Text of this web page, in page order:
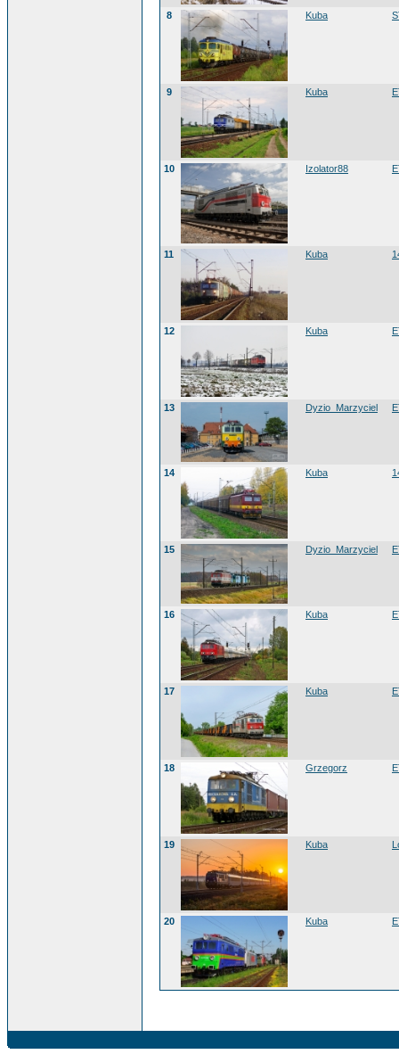
8 Kuba
9 Kuba
10 Izolator88
11 Kuba
12 Kuba
13 Dyzio_Marzyciel
14 Kuba
15 Dyzio_Marzyciel
16 Kuba
17 Kuba
18 Grzegorz
19 Kuba
20 Kuba